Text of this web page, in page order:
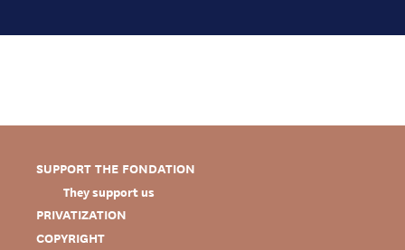
SUPPORT THE FONDATION
They support us
PRIVATIZATION
COPYRIGHT